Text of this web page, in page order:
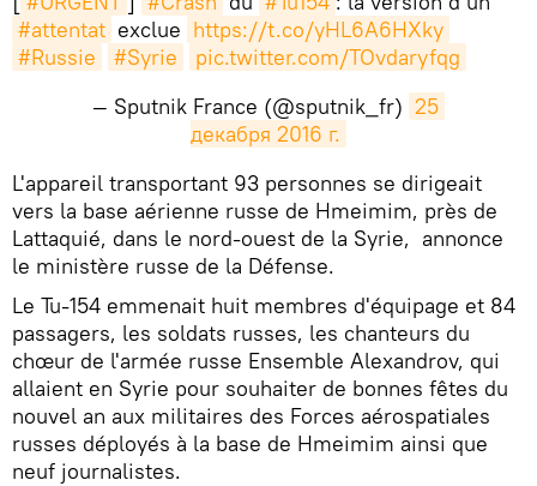
#attentat exclue https://t.co/yHL6A6HXky
#Russie
#Syrie
pic.twitter.com/TOvdaryfqg
— Sputnik France (@sputnik_fr) 25
декабря 2016 г.
L'appareil transportant 93 personnes se dirigeait
vers la base aérienne russe de Hmeimim, près de
Lattaquié, dans le nord-ouest de la Syrie, annonce
le ministère russe de la Défense.
Le Tu-154 emmenait huit membres d'équipage et 84
passagers, les soldats russes, les chanteurs du
chœur de l'armée russe Ensemble Alexandrov, qui
allaient en Syrie pour souhaiter de bonnes fêtes du
nouvel an aux militaires des Forces aérospatiales
russes déployés à la base de Hmeimim ainsi que
neuf journalistes.